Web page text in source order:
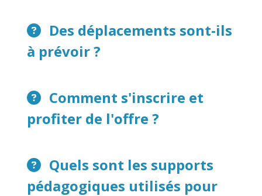
Des déplacements sont-ils
à prévoir ?
Comment s'inscrire et
profiter de l'offre ?
Quels sont les supports
pédagogiques utilisés pour